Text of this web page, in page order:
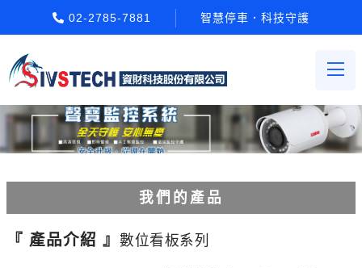
02-2785-7881 智慧停車．科技守護
我們的產品
電動柵欄機系列
『 產品介紹 』 數位看板系列